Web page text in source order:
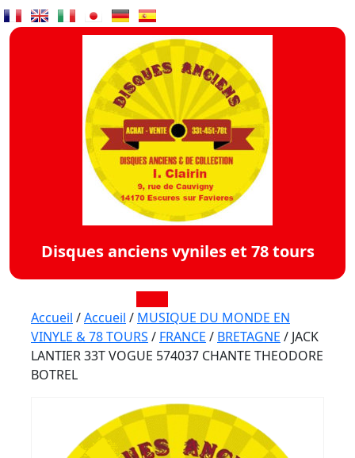
Skip
to
Disques anciens vyniles et 78 tours
Open
Button
Accueil /Accueil / MUSIQUE DU MONDE EN
VINYLE & 78 TOURS / FRANCE / BRETAGNE / JACK
LANTIER 33T VOGUE 574037 CHANTE THEODORE
BOTREL